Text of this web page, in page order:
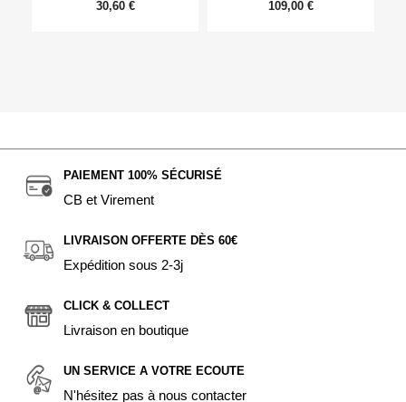
30,60 € 109,00 €
PAIEMENT 100% SÉCURISÉ
CB et Virement
LIVRAISON OFFERTE DÈS 60€
Expédition sous 2-3j
CLICK & COLLECT
Livraison en boutique
UN SERVICE A VOTRE ECOUTE
N'hésitez pas à nous contacter